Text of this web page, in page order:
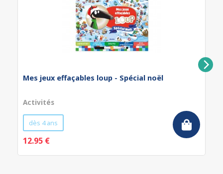
Mes jeux effaçables loup - Spécial noël
Activités
dès 4 ans
12.95 €